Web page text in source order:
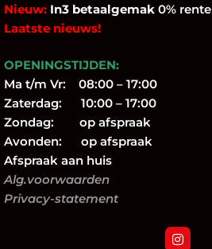
Nieuw: In3 betaalgemak 0% rente
Laatste nieuws!
OPENINGSTIJDEN:
Ma t/m Vr: 08:00 – 17:00
Zaterdag: 10:00 – 17:00
Zondag: op afspraak
Avonden: op afspraak
Afspraak aan huis
Alg.voorwaarden
Privacy-statement